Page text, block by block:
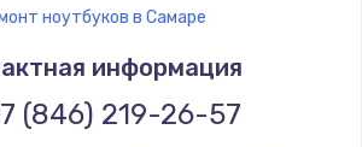
ноутбуков в Самаре
информация
(846) 219-26-57